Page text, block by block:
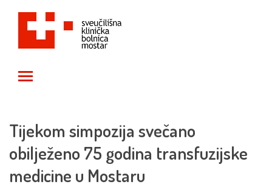
Tijekom simpozija svečano
obilježeno 75 godina transfuzijske
medicine u Mostaru